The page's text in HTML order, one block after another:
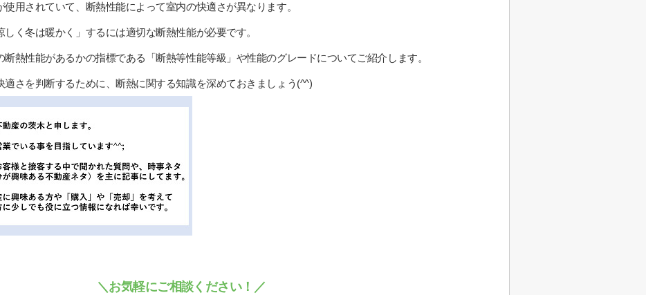
用されていて、断熱性能によって室内の快適さが異なります。
く冬は暖かく」するには適切な断熱性能が必要です。
熱性能があるかの指標である「断熱等性能等級」や性能のグレードについてご紹介します。
さを判断するために、断熱に関する知識を深めておきましょう(^^)
＼お気軽にご相談ください！／